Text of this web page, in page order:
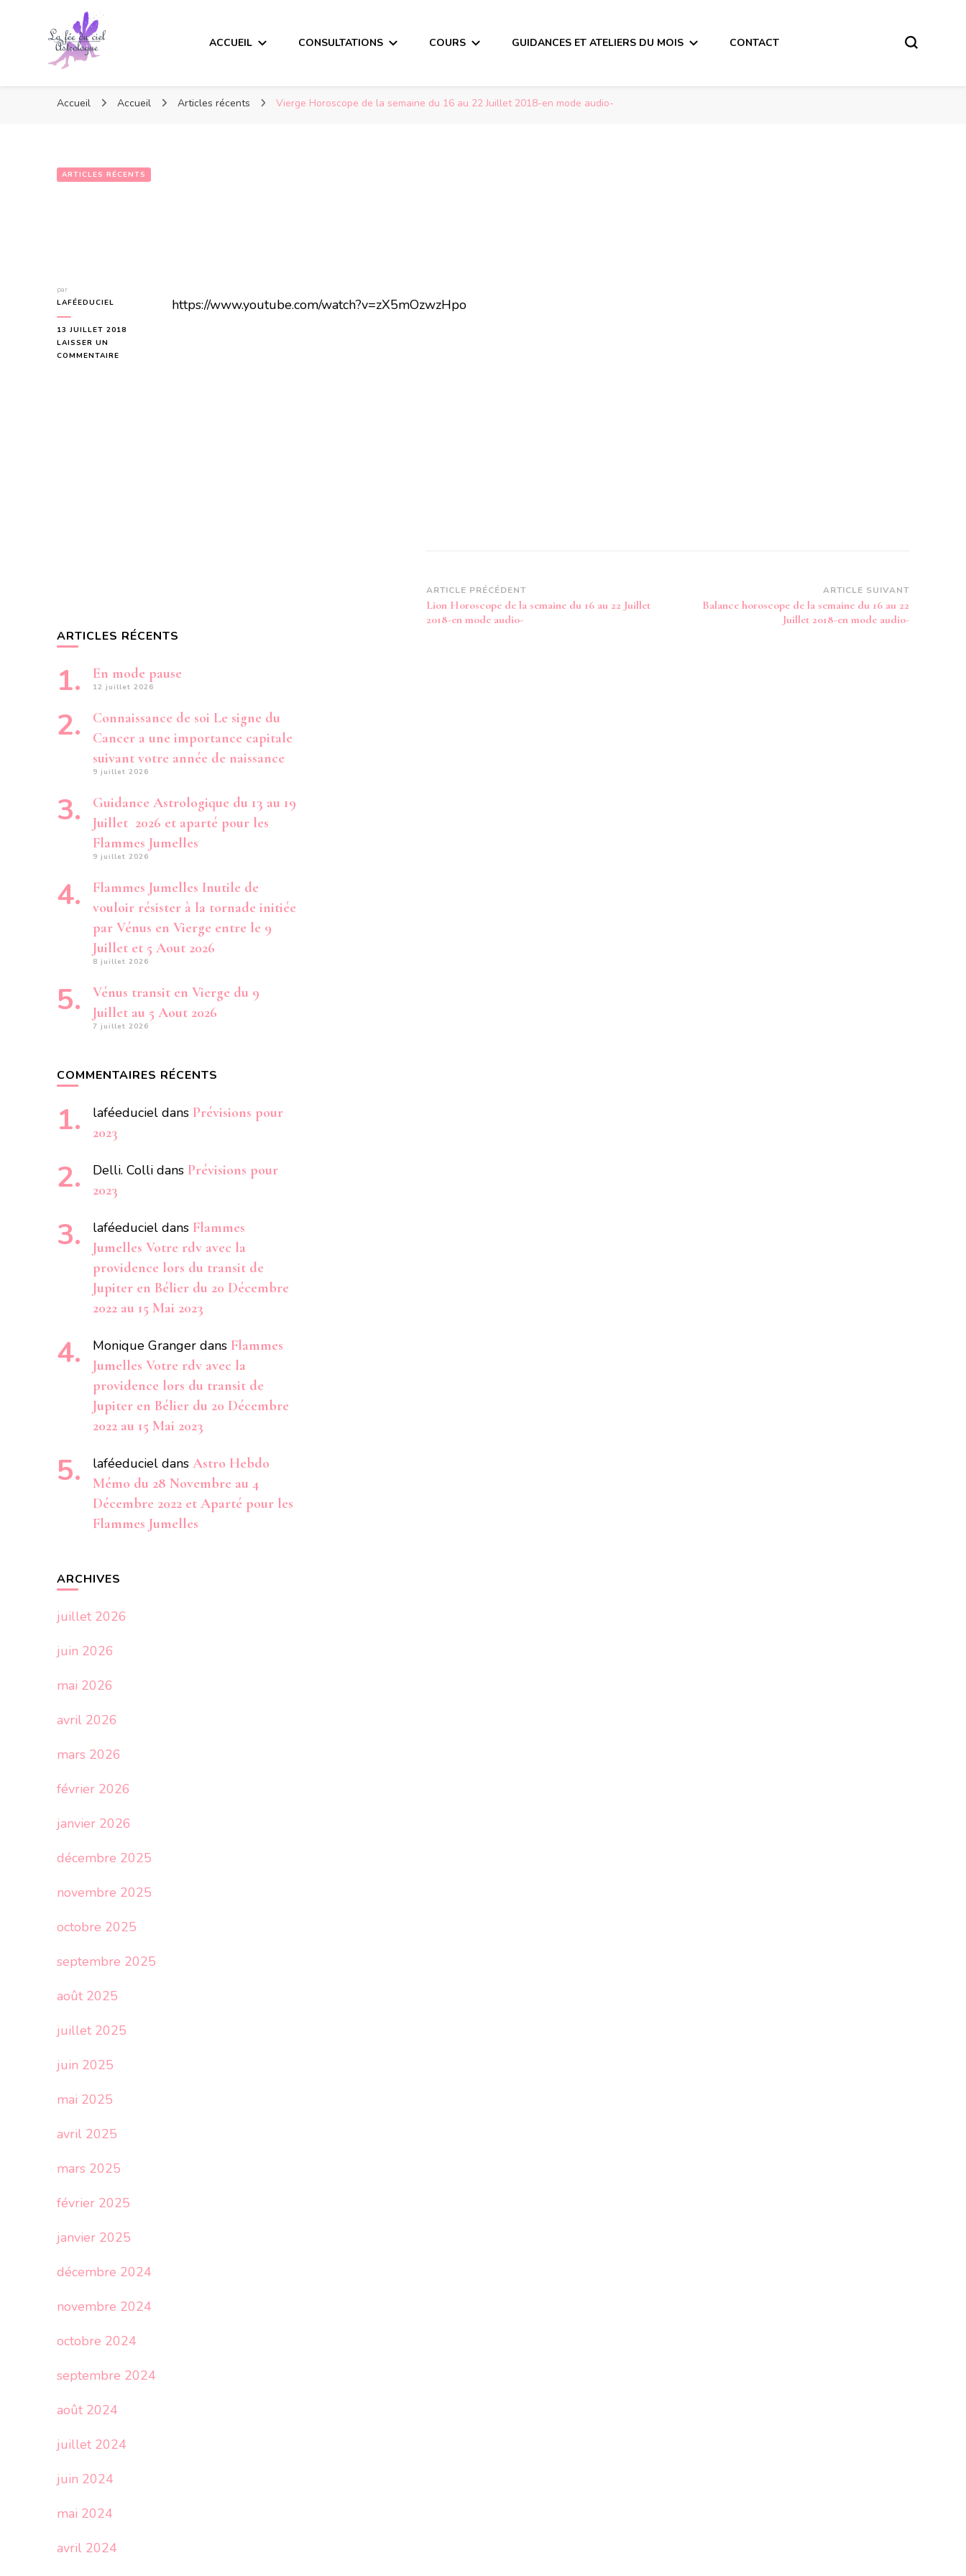
ACCUEIL CONSULTATIONS COURS GUIDANCES ET ATELIERS DU MOIS CONTACT
Accueil Accueil Articles récents Vierge Horoscope de la semaine du 16 au 22 Juillet 2018-en mode audio-
ARTICLES RÉCENTS
par
LAFÉEDUCIEL
13 JUILLET 2018
LAISSER UN
COMMENTAIRE
https://www.youtube.com/watch?v=zX5mOzwzHpo
Navigation
d’article
ARTICLE PRÉCÉDENT
Lion Horoscope de la semaine du 16 au 22 Juillet
2018-en mode audio-
ARTICLE SUIVANT
Balance horoscope de la semaine du 16 au 22
Juillet 2018-en mode audio-
ARTICLES RÉCENTS
En mode pause
12 juillet 2026
Connaissance de soi Le signe du
Cancer a une importance capitale
suivant votre année de naissance
9 juillet 2026
Guidance Astrologique du 13 au 19
Juillet 2026 et aparté pour les
Flammes Jumelles
9 juillet 2026
Flammes Jumelles Inutile de
vouloir résister à la tornade initiée
par Vénus en Vierge entre le 9
Juillet et 5 Aout 2026
8 juillet 2026
Vénus transit en Vierge du 9
Juillet au 5 Aout 2026
7 juillet 2026
COMMENTAIRES RÉCENTS
laféeduciel dans Prévisions pour
2023
Delli. Colli dans Prévisions pour
2023
laféeduciel dans Flammes
Jumelles Votre rdv avec la
providence lors du transit de
Jupiter en Bélier du 20 Décembre
2022 au 15 Mai 2023
Monique Granger dans Flammes
Jumelles Votre rdv avec la
providence lors du transit de
Jupiter en Bélier du 20 Décembre
2022 au 15 Mai 2023
laféeduciel dans Astro Hebdo
Mémo du 28 Novembre au 4
Décembre 2022 et Aparté pour les
Flammes Jumelles
ARCHIVES
juillet 2026
juin 2026
mai 2026
avril 2026
mars 2026
février 2026
janvier 2026
décembre 2025
novembre 2025
octobre 2025
septembre 2025
août 2025
juillet 2025
juin 2025
mai 2025
avril 2025
mars 2025
février 2025
janvier 2025
décembre 2024
novembre 2024
octobre 2024
septembre 2024
août 2024
juillet 2024
juin 2024
mai 2024
avril 2024